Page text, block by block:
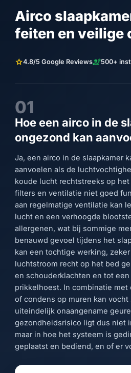
Airco
feiten en veilige
star4.8/5 Google Reviewsengineering500+
01
Hoe een airco in de
ongezond kan
Ja, een airco in de slaapkamer
aanvoelen als de
koude lucht rechtstreeks op
filters en ventilatie niet goed
aan regelmatige ventilatie kan
lucht en een verhoogde
allergenen, wat bij sommige
benauwd gevoel tijdens het
kan een tochtige werking,
luchtstroom recht op het bed
en schouderklachten en tot
prikkelhoest. In combinatie
of condens op muren kan
uiteindelijk onaangename
gezondheidsrisico ligt dus niet
maar in hoe het systeem is
geplaatst en bediend, en of er